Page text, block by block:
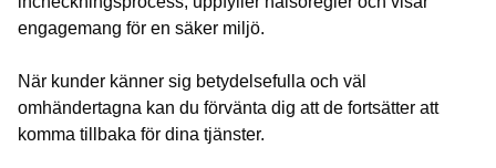
engagemang för en säker miljö.
När kunder känner sig betydelsefulla och väl
omhändertagna kan du förvänta dig att de fortsätter att
komma tillbaka för dina tjänster.